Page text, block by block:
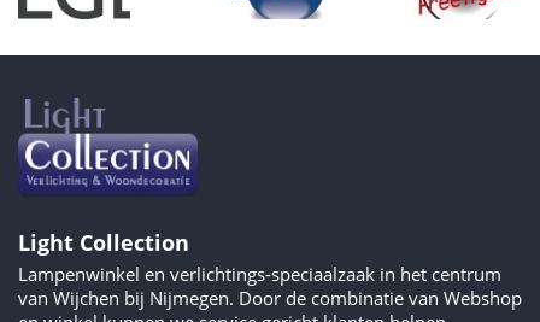
Light Collection
Lampenwinkel en verlichtings-speciaalzaak in het centrum
van Wijchen bij Nijmegen. Door de combinatie van Webshop